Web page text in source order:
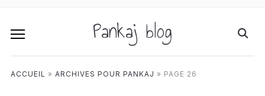
Pankaj blog
ACCUEIL » ARCHIVES POUR PANKAJ » PAGE 26